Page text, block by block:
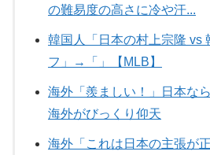
の難易度の高さに冷や汗...
韓国人「日本の村上宗隆 vs
フ」→「」【MLB】
海外「羨ましい！」日本な
海外がびっくり仰天
海外「これは日本の主張が